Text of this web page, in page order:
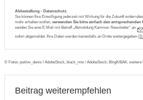
Abbestellung - Datenschutz
Sie können Ihre Einwilligung jederzeit mit Wirkung für die Zukunft
mehr erhalten wollen, verwenden Sie bitte einfach den entsprechenden
senden Sie eine E-Mail mit Betreff „Abmeldung Kammer-Newsletter“ an
sofort abgemeldet. Ihre Daten werden keinesfalls an Dritte weitergegeben (
© Fotos: putilov_denis / AdobeStock, black_mts / AdobeStock; BIngK/BAK,
Beitrag weiterempfehlen